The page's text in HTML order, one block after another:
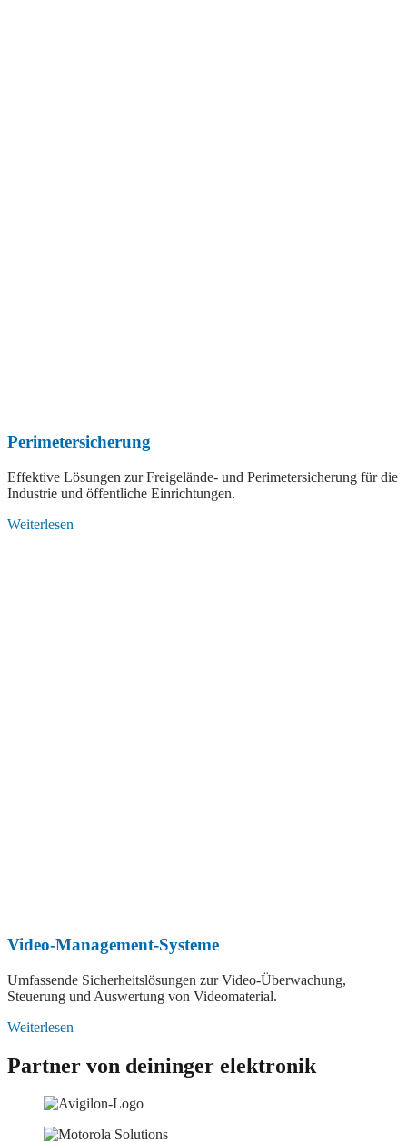
Perimetersicherung
Effektive Lösungen zur Freigelände- und Perimetersicherung für die
Industrie und öffentliche Einrichtungen.
Weiterlesen
Video-Management-Systeme
Umfassende Sicherheitslösungen zur Video-Überwachung,
Steuerung und Auswertung von Videomaterial.
Weiterlesen
Partner von deininger elektronik